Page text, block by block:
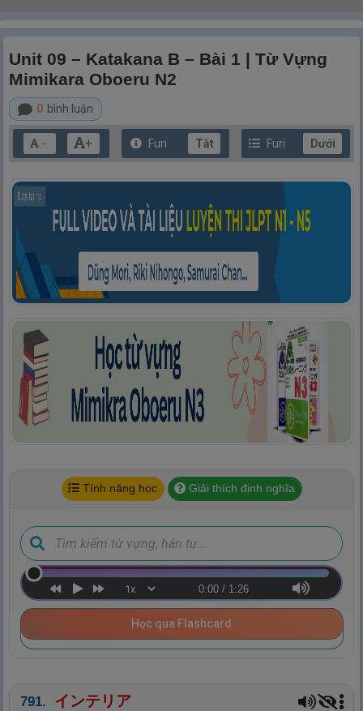
Unit 09 – Katakana B – Bài 1 | Từ Vựng
Mimikara Oboeru N2
0 bình luận
－ + Furi Tắt Furi Dưới
Tính năng học Giải thích định nghĩa
0:00 / 1:26
Học qua Flashcard
791. インテリア